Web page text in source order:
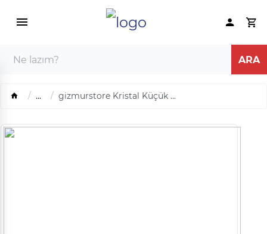
... gizmurstore Kristal Küçük ...